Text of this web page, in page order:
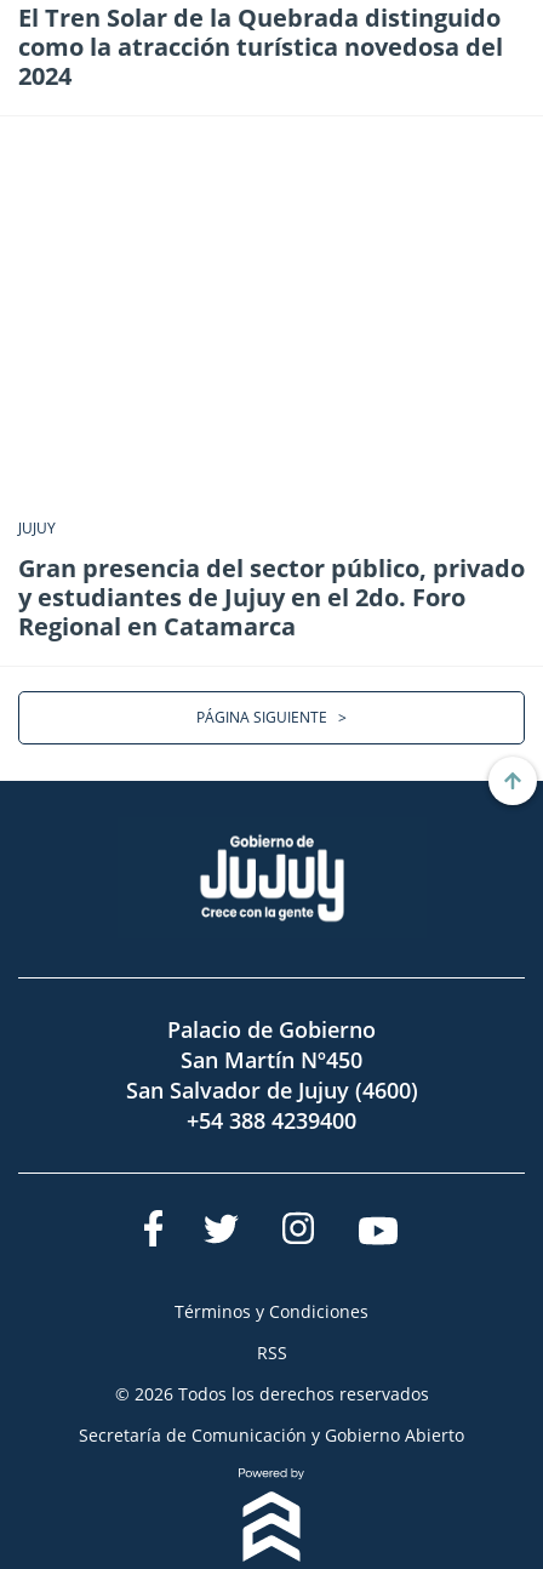
El Tren Solar de la Quebrada distinguido
como la atracción turística novedosa del
2024
JUJUY
Gran presencia del sector público, privado
y estudiantes de Jujuy en el 2do. Foro
Regional en Catamarca
PÁGINA SIGUIENTE >
Palacio de Gobierno
San Martín Nº450
San Salvador de Jujuy (4600)
+54 388 4239400
Términos y Condiciones
RSS
© 2026 Todos los derechos reservados
Secretaría de Comunicación y Gobierno Abierto